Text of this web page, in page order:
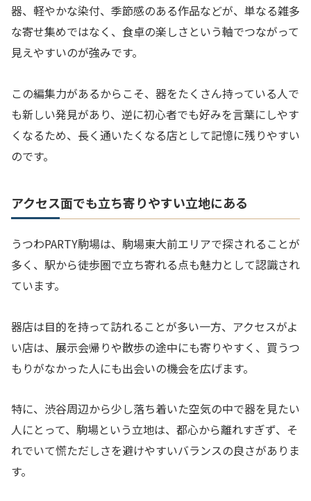
器、軽やかな染付、季節感のある作品などが、単なる雑多
な寄せ集めではなく、食卓の楽しさという軸でつながって
見えやすいのが強みです。
この編集力があるからこそ、器をたくさん持っている人で
も新しい発見があり、逆に初心者でも好みを言葉にしやす
くなるため、長く通いたくなる店として記憶に残りやすい
のです。
アクセス面でも立ち寄りやすい立地にある
うつわPARTY駒場は、駒場東大前エリアで探されることが
多く、駅から徒歩圏で立ち寄れる点も魅力として認識され
ています。
器店は目的を持って訪れることが多い一方、アクセスがよ
い店は、展示会帰りや散歩の途中にも寄りやすく、買うつ
もりがなかった人にも出会いの機会を広げます。
特に、渋谷周辺から少し落ち着いた空気の中で器を見たい
人にとって、駒場という立地は、都心から離れすぎず、そ
れでいて慌ただしさを避けやすいバランスの良さがありま
す。